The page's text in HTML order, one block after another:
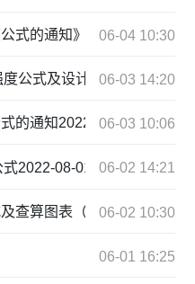
式的通知》政策解读2024-
06-04 10:30
公式及设计雨型的通知
06-03 14:20
的通知2022.11.28.pdf
06-03 10:06
2022-08-01.png06-02 14:21
查算图表（2024版）.zip
06-02 10:30
06-01 16:25